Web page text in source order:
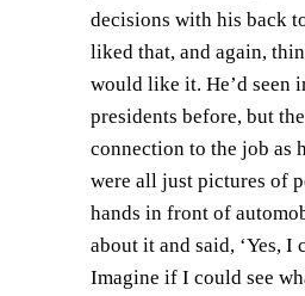
decisions with his back
liked that, and again,
would like it. He’d seen
presidents before, but
connection to the job as
were all just pictures of
hands in front of
about it and said, ‘Yes, I
Imagine if I could see